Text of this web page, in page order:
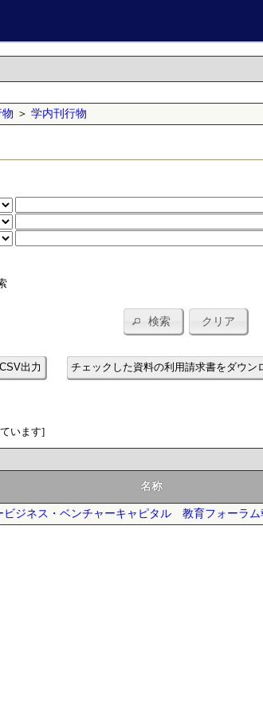
＞ 学内刊行物
検索 クリア
出力 チェックした資料の利用請求書をダウン
います]
名称
ビジネス・ベンチャーキャピタル 教育フォーラム